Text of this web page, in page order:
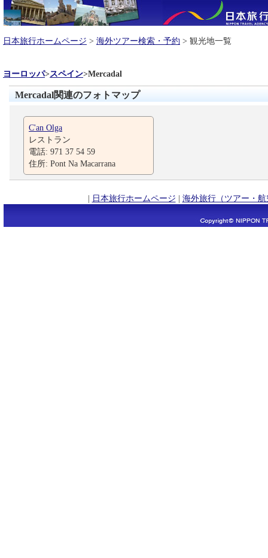
日本旅行ホームページ > 海外ツアー検索・予約 > 観光地一覧
ヨーロッパ>スペイン>Mercadal
Mercadal関連のフォトマップ
C'an Olga
レストラン
電話: 971 37 54 59
住所: Pont Na Macarrana
| 日本旅行ホームページ | 海外旅行（ツアー・航